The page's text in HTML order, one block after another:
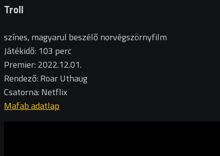
Troll
színes, magyarul beszélő norvégszörnyfilm
Játékidő: 103 perc
Premier: 2022.12.01.
Rendező: Roar Uthaug
Csatorna: Netflix
Mafab adatlap